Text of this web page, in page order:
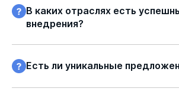
В каких отраслях есть
внедрения?
Есть ли уникальные